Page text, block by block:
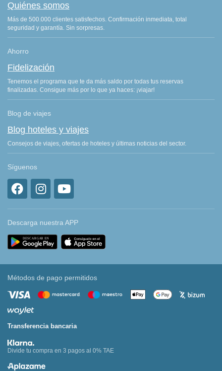
Quiénes somos
Más de 500.000 clientes satisfechos. Confirmación inmediata, total
seguridad y garantía. Sin sorpresas.
Ahorro
Fidelización
Tenemos el programa que te da más saldo por todas tus reservas
finalizadas. Consigue más por lo que ya haces: ¡viajar!
Blog de viajes
Blog hoteles y viajes
Consejos de viajes, ofertas de hoteles y últimas noticias del sector.
Síguenos
Descarga nuestra APP
Métodos de pago permitidos
Transferencia bancaria
Divide tu compra en 3 pagos al 0% TAE